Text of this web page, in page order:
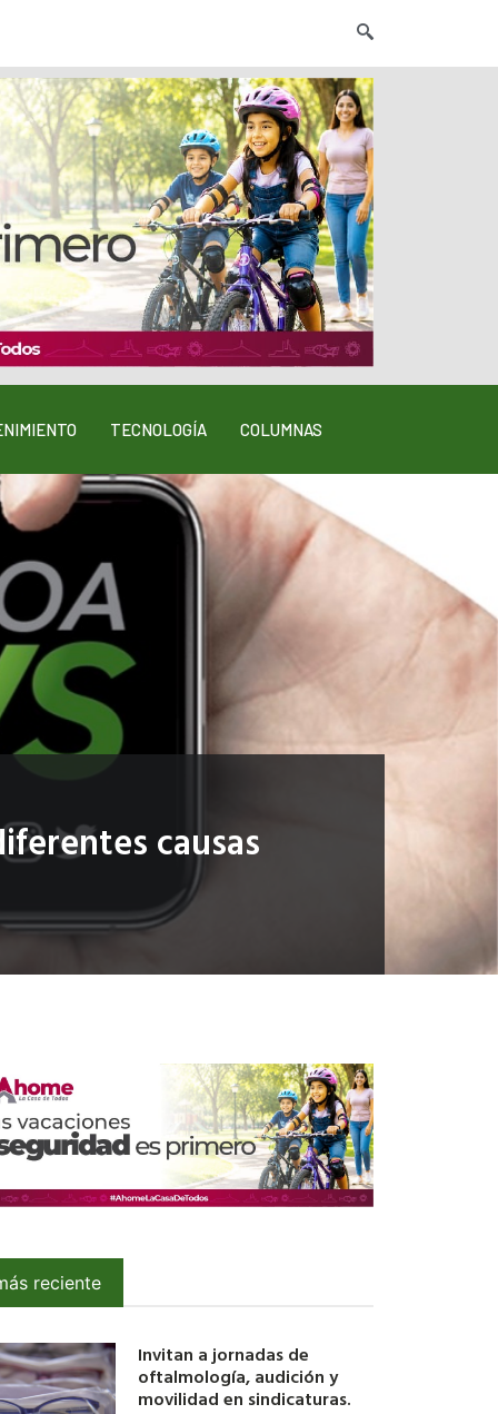
TECNOLOGÍA COLUMNAS
causas
reciente
Invitan a jornadas de
oftalmología, audición y
movilidad en sindicaturas.